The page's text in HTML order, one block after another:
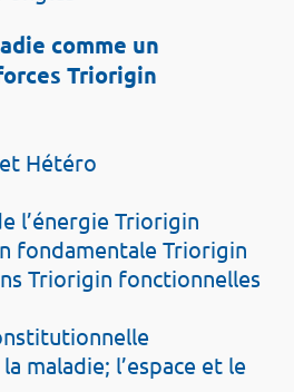
comme un
Triorigin
Hétéro
l’énergie Triorigin
fondamentale Triorigin
Triorigin fonctionnelles
maladie; l’espace et le